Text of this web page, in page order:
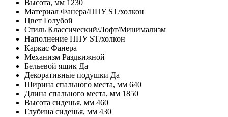
Высота, мм 1230
Материал Фанера/ППУ ST/холкон
Цвет Голубой
Стиль Классический/Лофт/Минимализм
Наполнение ППУ ST/холкон
Каркас Фанера
Механизм Раздвижной
Бельевой ящик Да
Декоративные подушки Да
Ширина спального места, мм 640
Длина спального места, мм 1850
Высота сиденья, мм 460
Глубина сиденья, мм 430